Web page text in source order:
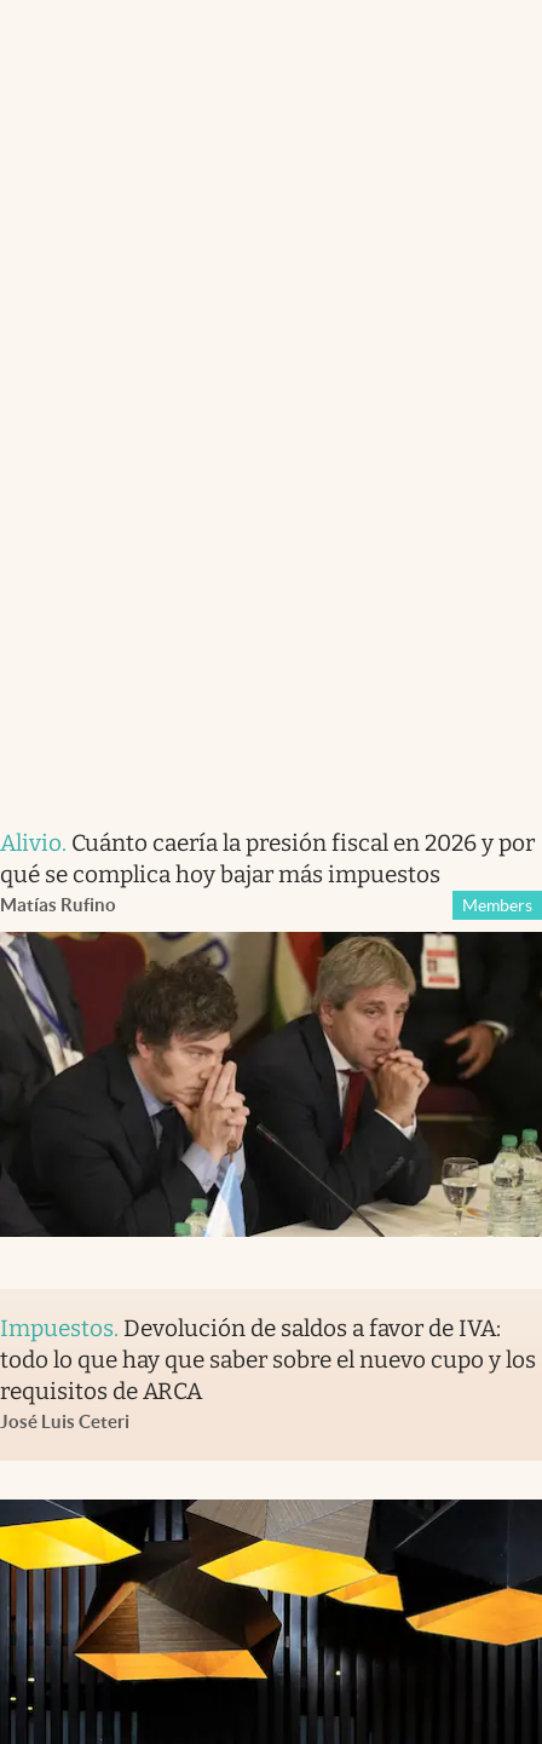
Alivio. Cuánto caería la presión fiscal en 2026 y por
qué se complica hoy bajar más impuestos
Matías Rufino Members
Impuestos. Devolución de saldos a favor de IVA:
todo lo que hay que saber sobre el nuevo cupo y los
requisitos de ARCA
José Luis Ceteri